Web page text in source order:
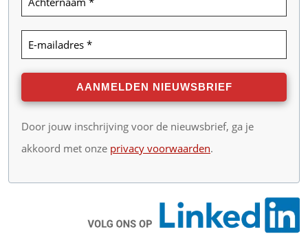
Door jouw inschrijving voor de nieuwsbrief, ga je
akkoord met onze privacy voorwaarden.